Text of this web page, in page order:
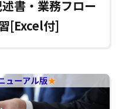
書・業務フロー
[Excel付]